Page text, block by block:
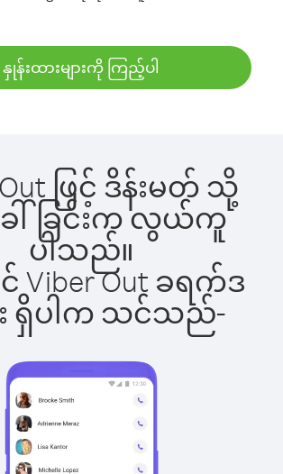
နှုန်းထားများကို ကြည့်ပါ
ဖြင့် ဒိန်းမတ် သို့
ေါ်ခြင်းက လွယ်ကူ
ပါသည်။
Out ခရက်ဒ
း ရှိပါက သင်သည်-